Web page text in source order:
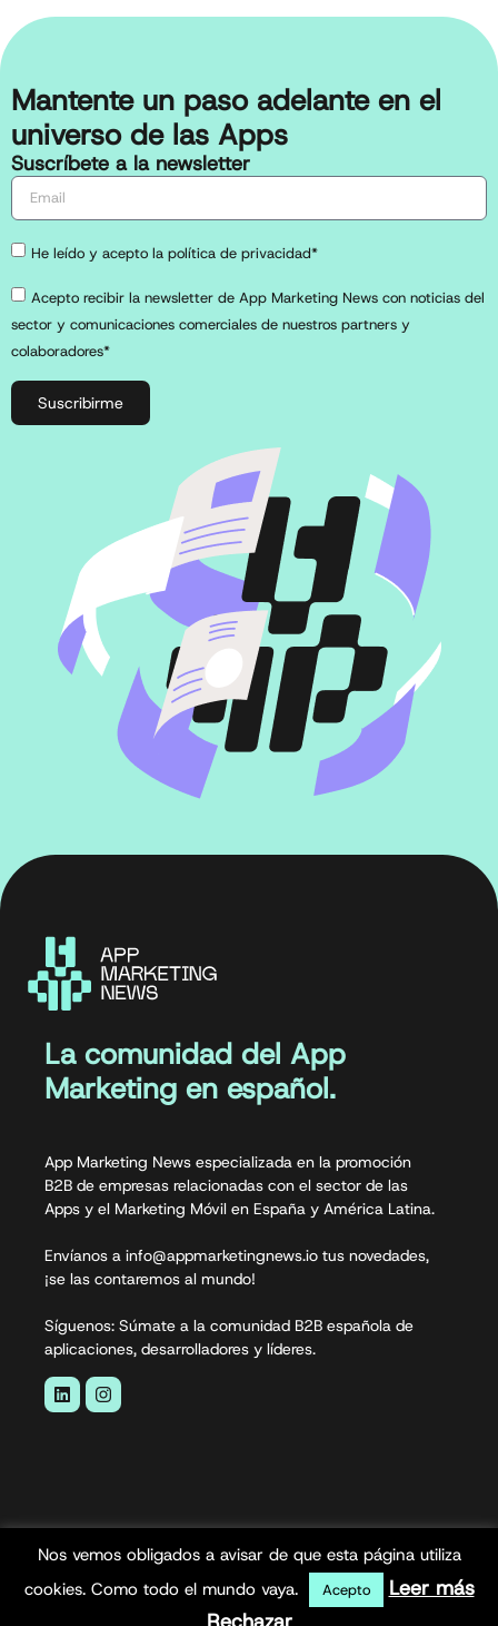
Mantente un paso adelante en el
universo de las Apps
Suscríbete a la newsletter
He leído y acepto la política de privacidad*
Acepto recibir la newsletter de App Marketing News con noticias del
sector y comunicaciones comerciales de nuestros partners y
colaboradores*
Suscribirme
La comunidad del App
Marketing en español.
App Marketing News especializada en la promoción
B2B de empresas relacionadas con el sector de las
Apps y el Marketing Móvil en España y América Latina.
Envíanos a info@appmarketingnews.io tus novedades,
¡se las contaremos al mundo!
Síguenos: Súmate a la comunidad B2B española de
aplicaciones, desarrolladores y líderes.
App Marketing News© 2026. Todos los derechos
Nos vemos obligados a avisar de que esta página utiliza
cookies. Como todo el mundo vaya.
Acepto
Leer más